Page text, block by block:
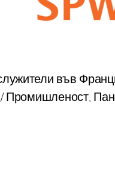
във
/ Промишленост,